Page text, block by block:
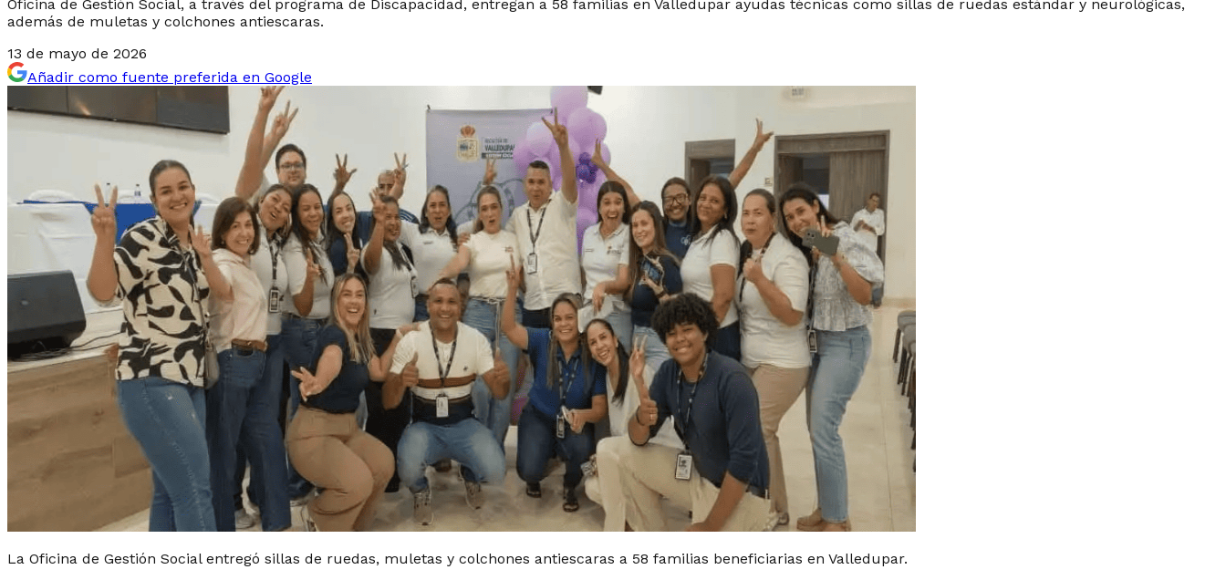
Oficina de Gestión Social, a través del programa de Discapacidad, entregan a 58 familias en Valledupar ayudas técnicas como sillas de ruedas estándar y neurológicas,
además de muletas y colchones antiescaras.
13 de mayo de 2026
Añadir como fuente preferida en Google
La Oficina de Gestión Social entregó sillas de ruedas, muletas y colchones antiescaras a 58 familias beneficiarias en Valledupar.